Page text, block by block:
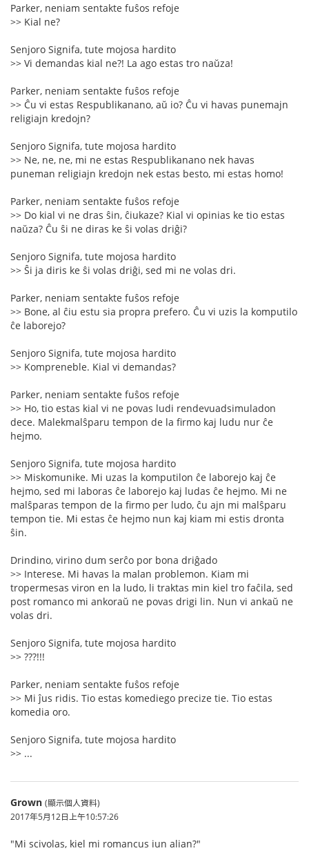
Parker, neniam sentakte fuŝos refoje
>> Kial ne?
Senjoro Signifa, tute mojosa hardito
>> Vi demandas kial ne?! La ago estas tro naŭza!
Parker, neniam sentakte fuŝos refoje
>> Ĉu vi estas Respublikanano, aŭ io? Ĉu vi havas punemajn
religiajn kredojn?
Senjoro Signifa, tute mojosa hardito
>> Ne, ne, ne, mi ne estas Respublikanano nek havas
puneman religiajn kredojn nek estas besto, mi estas homo!
Parker, neniam sentakte fuŝos refoje
>> Do kial vi ne dras ŝin, ĉiukaze? Kial vi opinias ke tio estas
naŭza? Ĉu ŝi ne diras ke ŝi volas driĝi?
Senjoro Signifa, tute mojosa hardito
>> Ŝi ja diris ke ŝi volas driĝi, sed mi ne volas dri.
Parker, neniam sentakte fuŝos refoje
>> Bone, al ĉiu estu sia propra prefero. Ĉu vi uzis la komputilo
ĉe laborejo?
Senjoro Signifa, tute mojosa hardito
>> Kompreneble. Kial vi demandas?
Parker, neniam sentakte fuŝos refoje
>> Ho, tio estas kial vi ne povas ludi rendevuadsimuladon
dece. Malekmalŝparu tempon de la firmo kaj ludu nur ĉe
hejmo.
Senjoro Signifa, tute mojosa hardito
>> Miskomunike. Mi uzas la komputilon ĉe laborejo kaj ĉe
hejmo, sed mi laboras ĉe laborejo kaj ludas ĉe hejmo. Mi ne
malŝparas tempon de la firmo per ludo, ĉu ajn mi malŝparu
tempon tie. Mi estas ĉe hejmo nun kaj kiam mi estis dronta
ŝin.
Drindino, virino dum serĉo por bona driĝado
>> Interese. Mi havas la malan problemon. Kiam mi
tropermesas viron en la ludo, li traktas min kiel tro faĉila, sed
post romanco mi ankoraŭ ne povas drigi lin. Nun vi ankaŭ ne
volas dri.
Senjoro Signifa, tute mojosa hardito
>> ???!!!
Parker, neniam sentakte fuŝos refoje
>> Mi ĵus ridis. Tio estas komediego precize tie. Tio estas
komedia oro.
Senjoro Signifa, tute mojosa hardito
>> ...
Grown (顯示個人資料)
2017年5月12日上午10:57:26
"Mi scivolas, kiel mi romancus iun alian?"